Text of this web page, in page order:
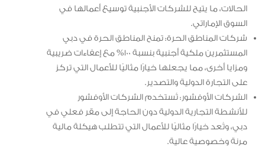
الحالات، ما يتيح للشركات الأجنبية توسيع أعمالها في
السوق الإماراتي.
شركات المناطق الحرة: تمنح المناطق الحرة في دبي
المستثمرين ملكية أجنبية بنسبة 100% مع إعفاءات ضريبية
ومزايا أخرى، مما يجعلها خيارًا مثاليًا للأعمال التي تركز
على التجارة الدولية والتصدير.
الشركات الأوفشور: تُستخدم الشركات الأوفشور
للأنشطة التجارية الدولية دون الحاجة إلى مقر فعلي في
دبي، وتُعد خيارًا مثاليًا للأعمال التي تتطلب هيكلة مالية
مرنة وخصوصية عالية.